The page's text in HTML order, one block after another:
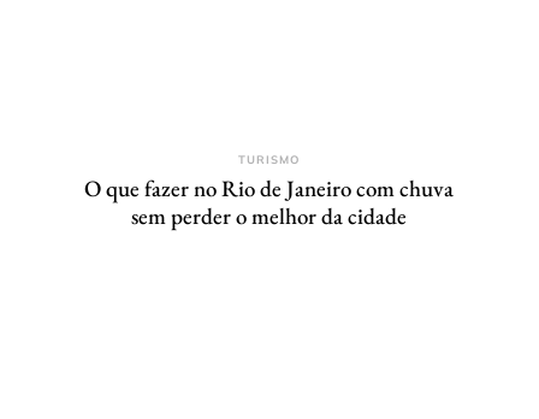
TURISMO
O que fazer no Rio de Janeiro com chuva
sem perder o melhor da cidade